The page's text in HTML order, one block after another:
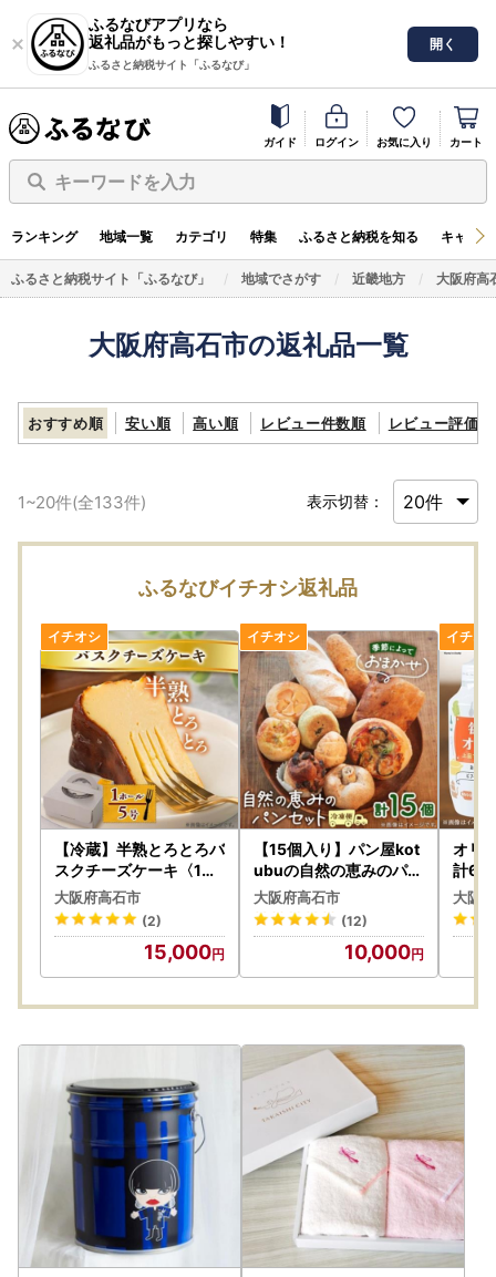
ふるなびアプリなら
返礼品がもっと探しやすい！
ふるさと納税サイト「ふるなび」
開く
ガイド ログイン お気に入り カート
キーワードを入力
ランキング 地域一覧 カテゴリ 特集 ふるさと納税を知る キャン
ふるさと納税サイト「ふるなび」 地域でさがす 近畿地方 大阪府高
大阪府高石市の返礼品一覧
おすすめ順 安い順 高い順 レビュー件数順 レビュー評価順
1~20件(全133件) 表示切替：
ふるなびイチオシ返礼品
【冷蔵】半熟とろとろバ
スクチーズケーキ〈1ホ
ール5号〉_菓子・スイ
ーツ ケーキ _【配送不可
地域：離島】【146081
大阪府高石市
(2)
15,000
【15個入り】パン屋kot
ubuの自然の恵みのパン
セット(大)_ パン ぱん_
【配送不可地域：離島】
【1352138】
大阪府高石市
(12)
10,000
オリ
計
ヨー
大阪